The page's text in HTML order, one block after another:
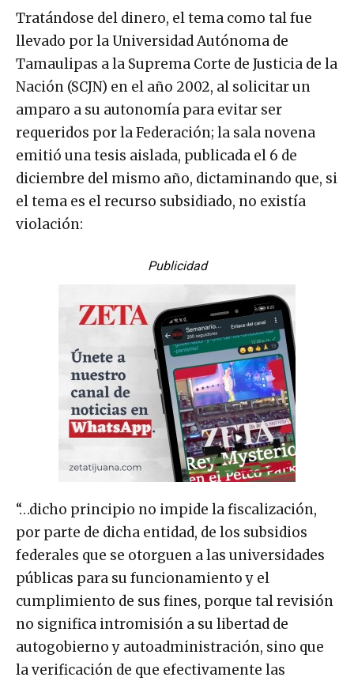
Tratándose del dinero, el tema como tal fue
llevado por la Universidad Autónoma de
Tamaulipas a la Suprema Corte de Justicia de la
Nación (SCJN) en el año 2002, al solicitar un
amparo a su autonomía para evitar ser
requeridos por la Federación; la sala novena
emitió una tesis aislada, publicada el 6 de
diciembre del mismo año, dictaminando que, si
el tema es el recurso subsidiado, no existía
violación:
Publicidad
“…dicho principio no impide la fiscalización,
por parte de dicha entidad, de los subsidios
federales que se otorguen a las universidades
públicas para su funcionamiento y el
cumplimiento de sus fines, porque tal revisión
no significa intromisión a su libertad de
autogobierno y autoadministración, sino que
la verificación de que efectivamente las